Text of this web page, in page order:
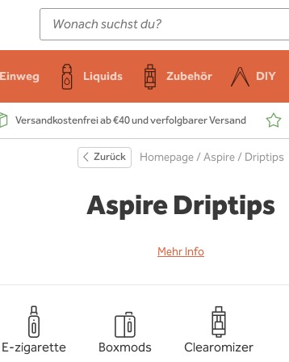
Einweg Liquids Zubehör DIY
Versandkostenfrei ab €40 und verfolgbarer Versand
E-Zigarette
Einweg
Liquids
Zubehör
DIY
Zurück Homepage/Aspire/ Driptips
Aspire Driptips
Mehr Info
E-zigarette Boxmods Clearomizer